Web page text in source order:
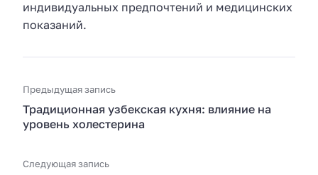
индивидуальных предпочтений и медицинских
показаний.
Предыдущая запись
Традиционная узбекская кухня: влияние на
уровень холестерина
Следующая запись